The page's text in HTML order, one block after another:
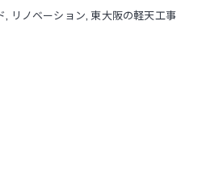
リノベーション 東大阪の軽天工事